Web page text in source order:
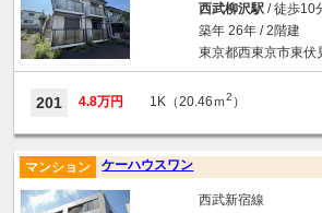
西武柳沢駅/ 徒歩10
築年 26年 / 2階建
東京都西東京市東伏
201 4.8万円 1K（20.46ｍ2 ）
ケーハウスワン
マンション
西武新宿線